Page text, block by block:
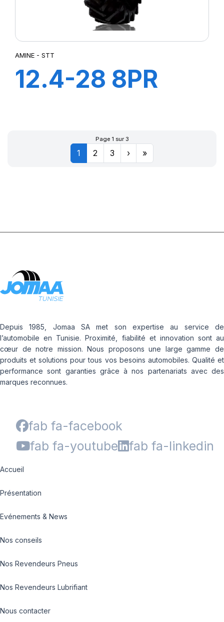
AMINE - STT
12.4-28 8PR
Page 1 sur 3
1 2 3 › »
Depuis 1985, Jomaa SA met son expertise au service de
l’automobile en Tunisie. Proximité, fiabilité et innovation sont au
cœur de notre mission. Nous proposons une large gamme de
produits et solutions pour tous vos besoins automobiles. Qualité et
performance sont garanties grâce à nos partenariats avec des
marques reconnues.
fab fa-facebook
fab fa-youtube
fab fa-linkedin
Accueil
Présentation
Evénements & News
Nos conseils
Nos Revendeurs Pneus
Nos Revendeurs Lubrifiant
Nous contacter